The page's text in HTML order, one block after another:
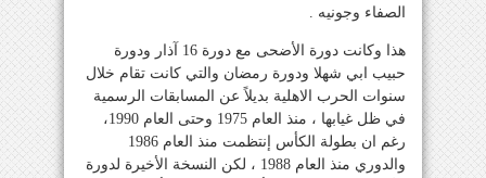
الصفاء وجونيه .
هذا وكانت دورة الأضحى مع دورة 16 آذار ودورة
حبيب ابي شهلا ودورة رمضان والتي كانت تقام خلال
سنوات الحرب الاهلية بديلاً عن المسابقات الرسمية
في ظل غيابها ، منذ العام 1975 وحتى العام 1990،
رغم ان بطولة الكأس إنتظمت منذ العام 1986
والدوري منذ العام 1988 ، لكن النسخة الأخيرة لدورة